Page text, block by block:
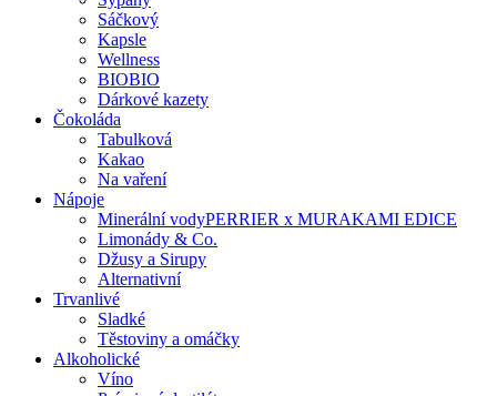
Sáčkový
Kapsle
Wellness
BIOBIO
Dárkové kazety
Čokoláda
Tabulková
Kakao
Na vaření
Nápoje
Minerální vodyPERRIER x MURAKAMI EDICE
Limonády & Co.
Džusy a Sirupy
Alternativní
Trvanlivé
Sladké
Těstoviny a omáčky
Alkoholické
Víno